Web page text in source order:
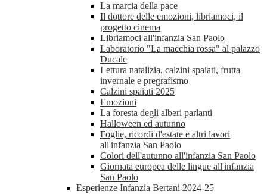
La marcia della pace
Il dottore delle emozioni, libriamoci, il
progetto cinema
Libriamoci all'infanzia San Paolo
Laboratorio "La macchia rossa" al palazzo
Ducale
Lettura natalizia, calzini spaiati, frutta
invernale e pregrafismo
Calzini spaiati 2025
Emozioni
La foresta degli alberi parlanti
Halloween ed autunno
Foglie, ricordi d'estate e altri lavori
all'infanzia San Paolo
Colori dell'autunno all'infanzia San Paolo
Giornata europea delle lingue all'infanzia
San Paolo
Esperienze Infanzia Bertani 2024-25